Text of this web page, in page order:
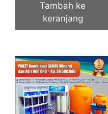
Tambah ke
keranjang